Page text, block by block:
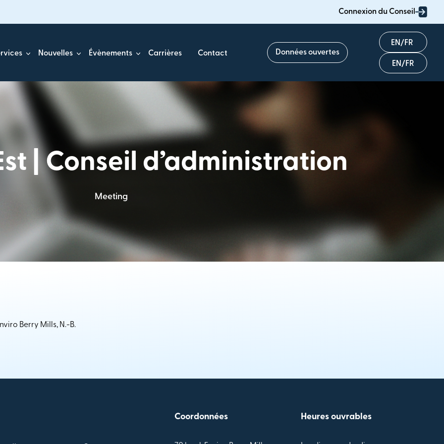
Connexion du Conseil
Nouvelles Évènements Carrières Contact Données ouvertes
English
Français
| Conseil d’administration
Meeting
Berry Mills, N.-B.
Coordonnées Heures ouvrables